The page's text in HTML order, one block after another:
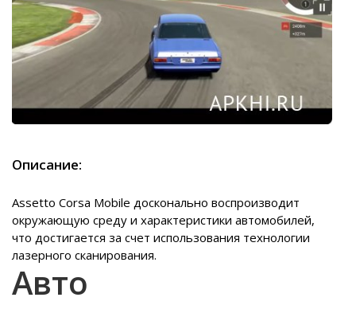
Описание:
Assetto Corsa Mobile досконально воспроизводит
окружающую среду и характеристики автомобилей,
что достигается за счет использования технологии
лазерного сканирования.
Авто